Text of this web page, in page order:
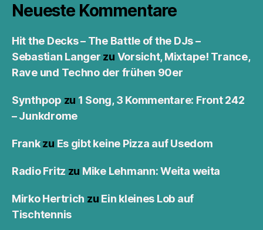
Neueste Kommentare
Hit the Decks – The Battle of the DJs –
Sebastian Langer zu Vorsicht, Mixtape! Trance,
Rave und Techno der frühen 90er
Synthpop zu 1 Song, 3 Kommentare: Front 242
– Junkdrome
Frankzu Es gibt keine Pizza auf Usedom
Radio Fritz zu Mike Lehmann: Weita weita
Mirko Hertrich zu Ein kleines Lob auf
Tischtennis